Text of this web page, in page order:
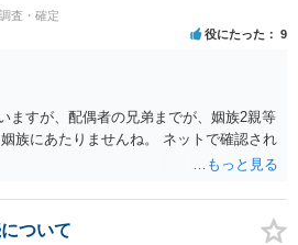
査・確定
役にたった 9
ますが、配偶者の兄弟までが、姻族2親等
族にあたりませんね。 ネットで確認され
ついて